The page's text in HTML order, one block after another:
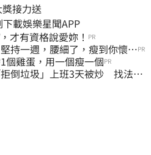
接力送
明星動態 即刻下載娛樂星聞APP
才有資格說愛妳！ PR
持一週，腰細了，瘦到你懷疑PR
個雞蛋，用一個瘦一個PR
倒垃圾」上班3天被炒 找法院